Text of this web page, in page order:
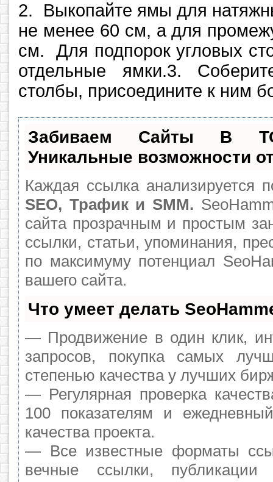
2. Выкопайте ямы для
не менее 60 см, а для
см. Для подпорок угловых
отдельные ямки.3.
столбы, присоедините к ним
Забиваем Сайты В
Уникальные возможности
Каждая ссылка анализируется
SEO, Трафик и SMM.
сайта прозрачным и простым
ссылки, статьи, упоминания,
по максимуму потенциал
вашего сайта.
Что умеет делать
— Продвижение в один клик,
запросов, покупка самых
степенью качества у лучших
— Регулярная проверка
100 показателям и
качества проекта.
— Все известные форматы
вечные ссылки, публикации